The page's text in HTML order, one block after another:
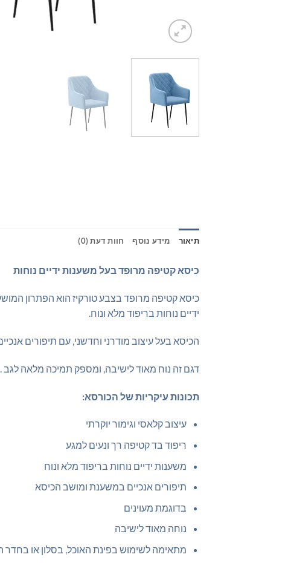
תיאור מידע נוסף חוות דעת (0)
כיסא קטיפה מרופד בעל משענות ידיים נוחות
כיסא קטיפה מרופד בצבע טורקיז הוא הפתרון
ידיים נוחות בריפוד מלא ונוח.
הכיסא בעל עיצוב מודרני וחדשני, עם תיפורים
דגם זה נוח מאוד לישיבה, ומספק תמיכה מלאה
תכונות עיקריות של הכורסא:
עיצוב קלאסי וגימור יוקרתי
ריפוד בד קטיפה רך ונעים למגע
משענות ידיים נוחות בריפוד מלא ונוח
תיפורים אנכיים במשענת ומושב הכיסא
בדוגמת מעוינים
נוחה מאוד לישיבה
מתאימה לשימוש בפינת האוכל, בסלון או בחדר